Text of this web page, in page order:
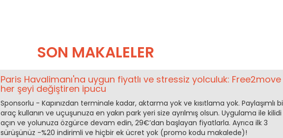
SON MAKALELER
Paris Havalimanı'na uygun fiyatlı ve stressiz yolculuk: Free2move
her şeyi değiştiren ipucu
Sponsorlu - Kapınızdan terminale kadar, aktarma yok ve kısıtlama yok. Paylaşımlı
araç kullanın ve uçuşunuza en yakın park yeri size ayrılmış olsun. Uygulama ile kilidi
açın ve yolunuza özgürce devam edin, 29€’dan başlayan fiyatlarla. Ayrıca ilk 3
sürüşünüz -%20 indirimli ve hiçbir ek ücret yok (promo kodu makalede)!